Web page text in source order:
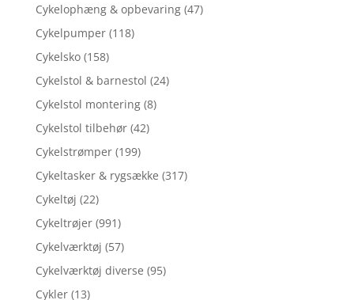
Cykelophæng & opbevaring (47)
Cykelpumper (118)
Cykelsko (158)
Cykelstol & barnestol (24)
Cykelstol montering (8)
Cykelstol tilbehør (42)
Cykelstrømper (199)
Cykeltasker & rygsække (317)
Cykeltøj (22)
Cykeltrøjer (991)
Cykelværktøj (57)
Cykelværktøj diverse (95)
Cykler (13)